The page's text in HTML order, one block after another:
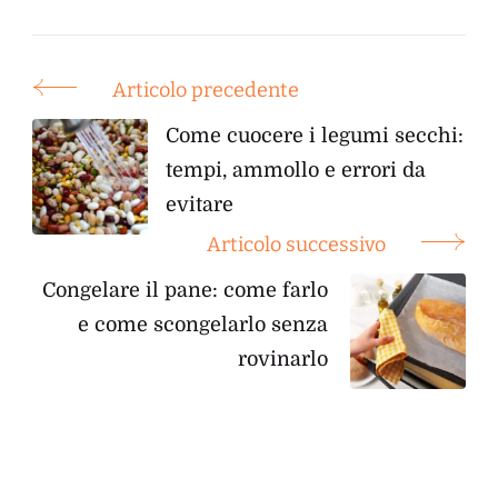
Post
Navigation
Articolo precedente
Come cuocere i legumi secchi:
tempi, ammollo e errori da
evitare
Articolo successivo
Congelare il pane: come farlo
e come scongelarlo senza
rovinarlo